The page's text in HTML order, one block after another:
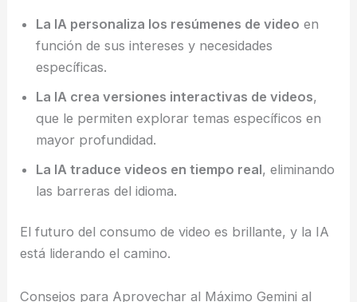
La IA personaliza los resúmenes de video en
función de sus intereses y necesidades
específicas.
La IA crea versiones interactivas de videos,
que le permiten explorar temas específicos en
mayor profundidad.
La IA traduce videos en tiempo real, eliminando
las barreras del idioma.
El futuro del consumo de video es brillante, y la IA
está liderando el camino.
Consejos para Aprovechar al Máximo Gemini al